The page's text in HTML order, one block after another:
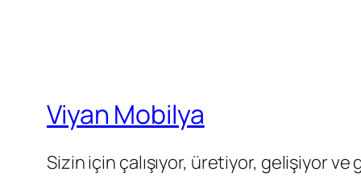
Viyan Mobilya
Sizin için çalışıyor, üretiyor, gelişiyor